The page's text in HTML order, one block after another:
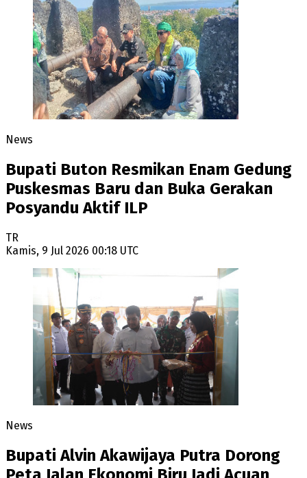
News
Bupati Buton Resmikan Enam Gedung
Puskesmas Baru dan Buka Gerakan
Posyandu Aktif ILP
TR
Kamis, 9 Jul 2026 00:18 UTC
News
Bupati Alvin Akawijaya Putra Dorong